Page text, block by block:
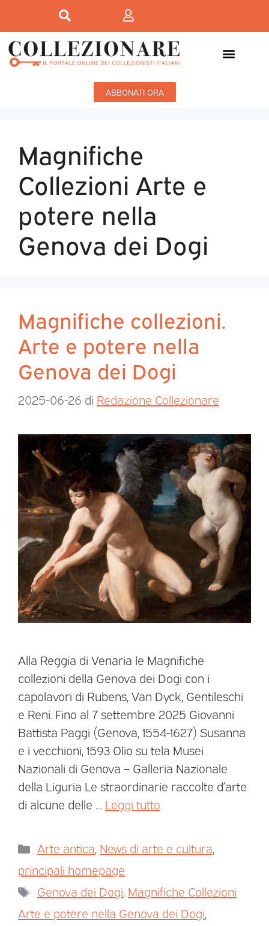
ABBONATI ORA
Magnifiche
Collezioni Arte e
potere nella
Genova dei Dogi
Magnifiche collezioni.
Arte e potere nella
Genova dei Dogi
2025-06-26 di Redazione Collezionare
Alla Reggia di Venaria le Magnifiche
collezioni della Genova dei Dogi con i
capolavori di Rubens, Van Dyck, Gentileschi
e Reni. Fino al 7 settembre 2025 Giovanni
Battista Paggi (Genova, 1554-1627) Susanna
e i vecchioni, 1593 Olio su tela Musei
Nazionali di Genova – Galleria Nazionale
della Liguria Le straordinarie raccolte d’arte
di alcune delle … Leggi tutto
Arte antica News di arte e cultura
principali homepage
Genova dei Dogi Magnifiche Collezioni
Arte e potere nella Genova dei Dogi